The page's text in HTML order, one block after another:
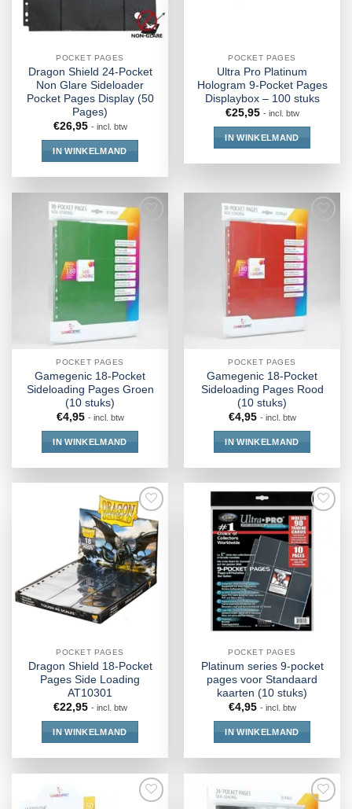
POCKET PAGES
Dragon Shield 24-Pocket
Non Glare Sideloader
Pocket Pages Display (50
Pages)
€26,95 - incl. btw
IN WINKELMAND
POCKET PAGES
Ultra Pro Platinum
Hologram 9-Pocket Pages
Displaybox – 100 stuks
€25,95 - incl. btw
IN WINKELMAND
POCKET PAGES
Gamegenic 18-Pocket
Sideloading Pages Groen
(10 stuks)
€4,95 - incl. btw
IN WINKELMAND
POCKET PAGES
Gamegenic 18-Pocket
Sideloading Pages Rood
(10 stuks)
€4,95 - incl. btw
IN WINKELMAND
POCKET PAGES
Dragon Shield 18-Pocket
Pages Side Loading
AT10301
€22,95 - incl. btw
IN WINKELMAND
POCKET PAGES
Platinum series 9-pocket
pages voor Standaard
kaarten (10 stuks)
€4,95 - incl. btw
IN WINKELMAND